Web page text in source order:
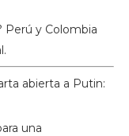
Perú y Colombia
abierta a Putin:
una